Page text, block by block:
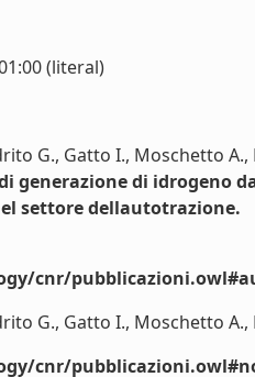
(literal)
G., Gatto I., Moschetto
generazione di idrogeno
settore dellautotrazione.
cnr/
G., Gatto I., Moschetto
cnr/